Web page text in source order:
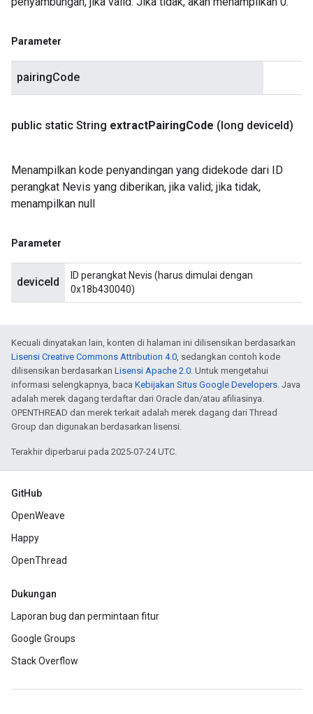
Parameter
pairingCode
public static String extractPairingCode (long deviceId)
Menampilkan kode penyandingan yang didekode dari ID
perangkat Nevis yang diberikan, jika valid; jika tidak,
menampilkan null
Parameter
deviceId
ID perangkat Nevis (harus dimulai dengan
0x18b430040)
Kecuali dinyatakan lain, konten di halaman ini dilisensikan berdasarkan
Lisensi Creative Commons Attribution 4.0, sedangkan contoh kode
dilisensikan berdasarkan Lisensi Apache 2.0. Untuk mengetahui
informasi selengkapnya, baca Kebijakan Situs Google Developers. Java
adalah merek dagang terdaftar dari Oracle dan/atau afiliasinya.
OPENTHREAD dan merek terkait adalah merek dagang dari Thread
Group dan digunakan berdasarkan lisensi.
Terakhir diperbarui pada 2025-07-24 UTC.
GitHub
OpenWeave
Happy
OpenThread
Dukungan
Laporan bug dan permintaan fitur
Google Groups
Stack Overflow